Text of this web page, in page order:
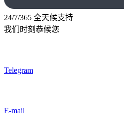
24/7/365 全天候支持
我们时刻恭候您
Telegram
E-mail